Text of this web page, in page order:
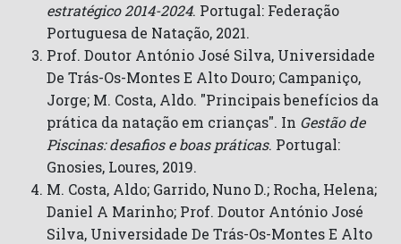
estratégico 2014-2024. Portugal: Federação
Portuguesa de Natação, 2021.
Prof. Doutor António José Silva, Universidade
De Trás-Os-Montes E Alto Douro; Campaniço,
Jorge; M. Costa, Aldo. "Principais benefícios da
prática da natação em crianças". In Gestão de
Piscinas: desafios e boas práticas. Portugal:
Gnosies, Loures, 2019.
M. Costa, Aldo; Garrido, Nuno D.; Rocha, Helena;
Daniel A Marinho; Prof. Doutor António José
Silva, Universidade De Trás-Os-Montes E Alto